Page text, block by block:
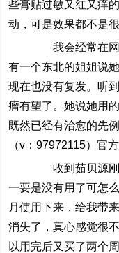
些膏贴过敏又红又痒
动，可是效果都不是很
我会经常在网
有一个东北的姐姐说
现在也没有复发。听
瘤有望了。她说她用
既然已经有治愈的先
（v：97972115）官
收到茹贝源刚
一要是没有用了可怎
月使用下来，给我带
消失了，真心感觉很
以用完后又买了两个